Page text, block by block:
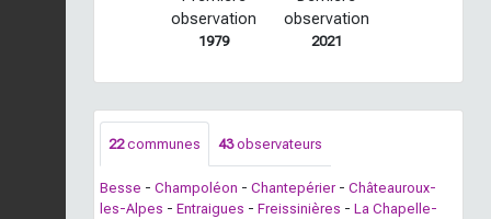
observation
1979
observation
2021
22communes 43observateurs
Besse - Champoléon - Chantepérier - Châteauroux-
les-Alpes - Entraigues - Freissinières - La Chapelle-